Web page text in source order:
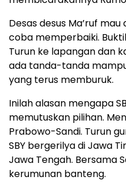
Desas desus Ma’ruf
coba memperbaiki.
Turun ke lapangan dan
ada tanda-tanda
yang terus memburuk.
Inilah alasan mengapa
memutuskan pilihan.
Prabowo-Sandi. Turun
SBY bergerilya di Jawa
Jawa Tengah. Bersama
kerumunan banteng.